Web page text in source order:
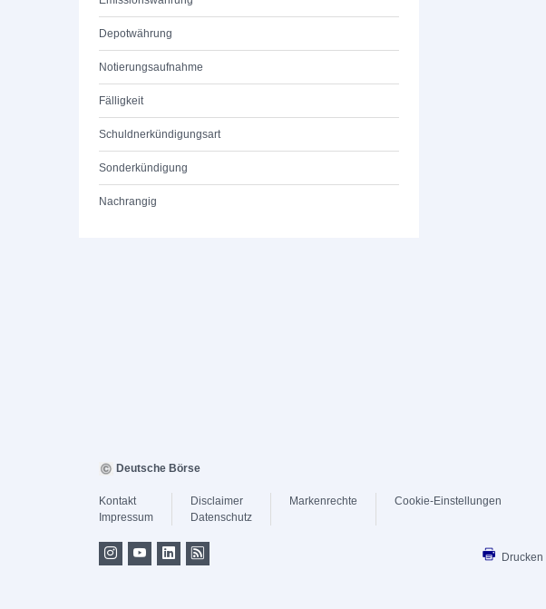
Depotwährung
Notierungsaufnahme
Fälligkeit
Schuldnerkündigungsart
Sonderkündigung
Nachrangig
Deutsche Börse
Kontakt
Impressum
Disclaimer
Datenschutz
Markenrechte Cookie-Einstellungen
Drucken